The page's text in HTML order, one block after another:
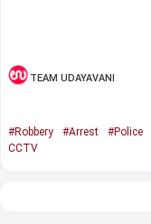
TEAM UDAYAVANI
#Robbery #Arrest #Police
CCTV